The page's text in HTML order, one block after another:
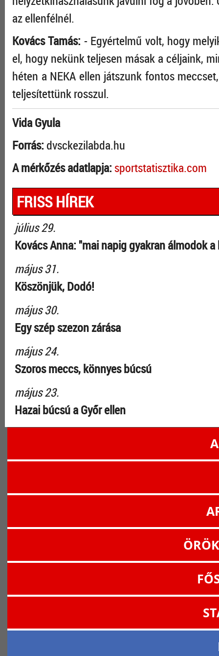
az ellenfélnél.
Kovács Tamás: - Egyértelmű volt, hogy
el, hogy nekünk teljesen másak a céljaink,
héten a NEKA ellen játszunk fontos
teljesítettünk rosszul.
Vida Gyula
Forrás: dvsckezilabda.hu
A mérkőzés adatlapja:sportstatisztika.com
FRISS HÍREK
július 29.
Kovács Anna: "mai napig gyakran álmodok
május 31.
Köszönjük, Dodó!
május 30.
Egy szép szezon zárása
május 24.
Szoros meccs, könnyes búcsú
május 23.
Hazai búcsú a Győr ellen